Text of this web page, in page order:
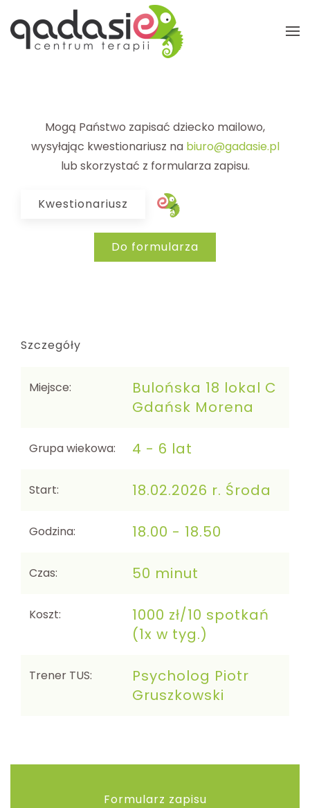
Przejdź do głównej treści
Mogą Państwo zapisać dziecko mailowo,
wysyłając kwestionariusz na biuro@gadasie.pl
lub skorzystać z formularza zapisu.
Kwestionariusz
Do formularza
Szczegóły
Miejsce:
Bulońska 18 lokal C
Gdańsk Morena
Grupa wiekowa: 4 - 6 lat
Start: 18.02.2026 r. Środa
Godzina: 18.00 - 18.50
Czas: 50 minut
Koszt:
1000 zł/10 spotkań
(1x w tyg.)
Trener TUS:
Psycholog Piotr
Gruszkowski
Formularz zapisu